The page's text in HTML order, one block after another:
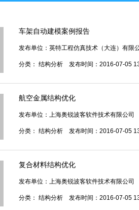
车架自动建模案例报告
发布单位：英特工程仿真技术（大连）有限
分类： 结构分析 发布时间：2016-07-05
航空金属结构优化
发布单位：上海奥锐波客软件技术有限公司
分类： 结构分析 发布时间：2016-07-05
复合材料结构优化
发布单位：上海奥锐波客软件技术有限公司
分类： 结构分析 发布时间：2016-07-05